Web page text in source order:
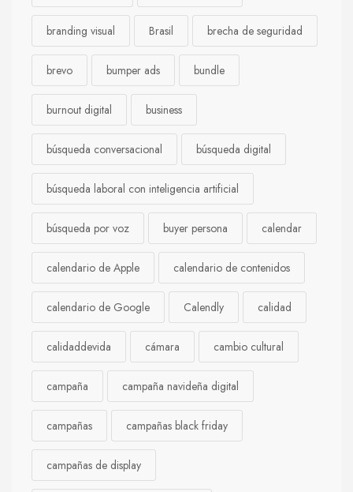
branding visual Brasil brecha de seguridad
brevo bumper ads bundle
burnout digital business
búsqueda conversacional búsqueda digital
búsqueda laboral con inteligencia artificial
búsqueda por voz buyer persona calendar
calendario de Apple calendario de contenidos
calendario de Google Calendly calidad
calidaddevida cámara cambio cultural
campaña campaña navideña digital
campañas campañas black friday
campañas de display